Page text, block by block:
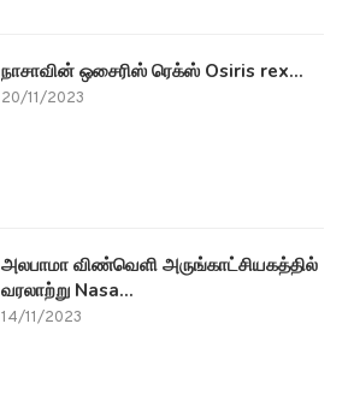
நாசாவின் ஒசைரிஸ் ரெக்ஸ் Osiris rex...
20/11/2023
அலபாமா விண்வெளி அருங்காட்சியகத்தில்
வரலாற்று Nasa...
14/11/2023